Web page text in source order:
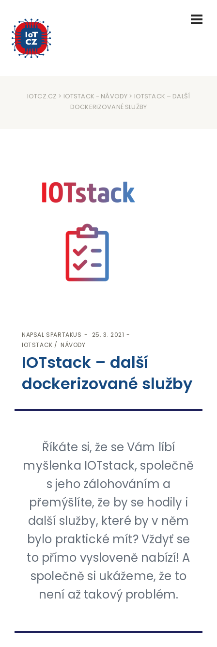
IOTCZ.CZ > IOTSTACK - NÁVODY > IOTSTACK – DALŠÍ
DOCKERIZOVANÉ SLUŽBY
NAPSAL SPARTAKUS
25. 3. 2021
IOTSTACK
NÁVODY
IOTstack – další
dockerizované služby
Říkáte si, že se Vám líbí
myšlenka IOTstack, společně
s jeho zálohováním a
přemýšlíte, že by se hodily i
další služby, které by v něm
bylo praktické mít? Vždyť se
to přímo vysloveně nabízí! A
společně si ukážeme, že to
není až takový problém.